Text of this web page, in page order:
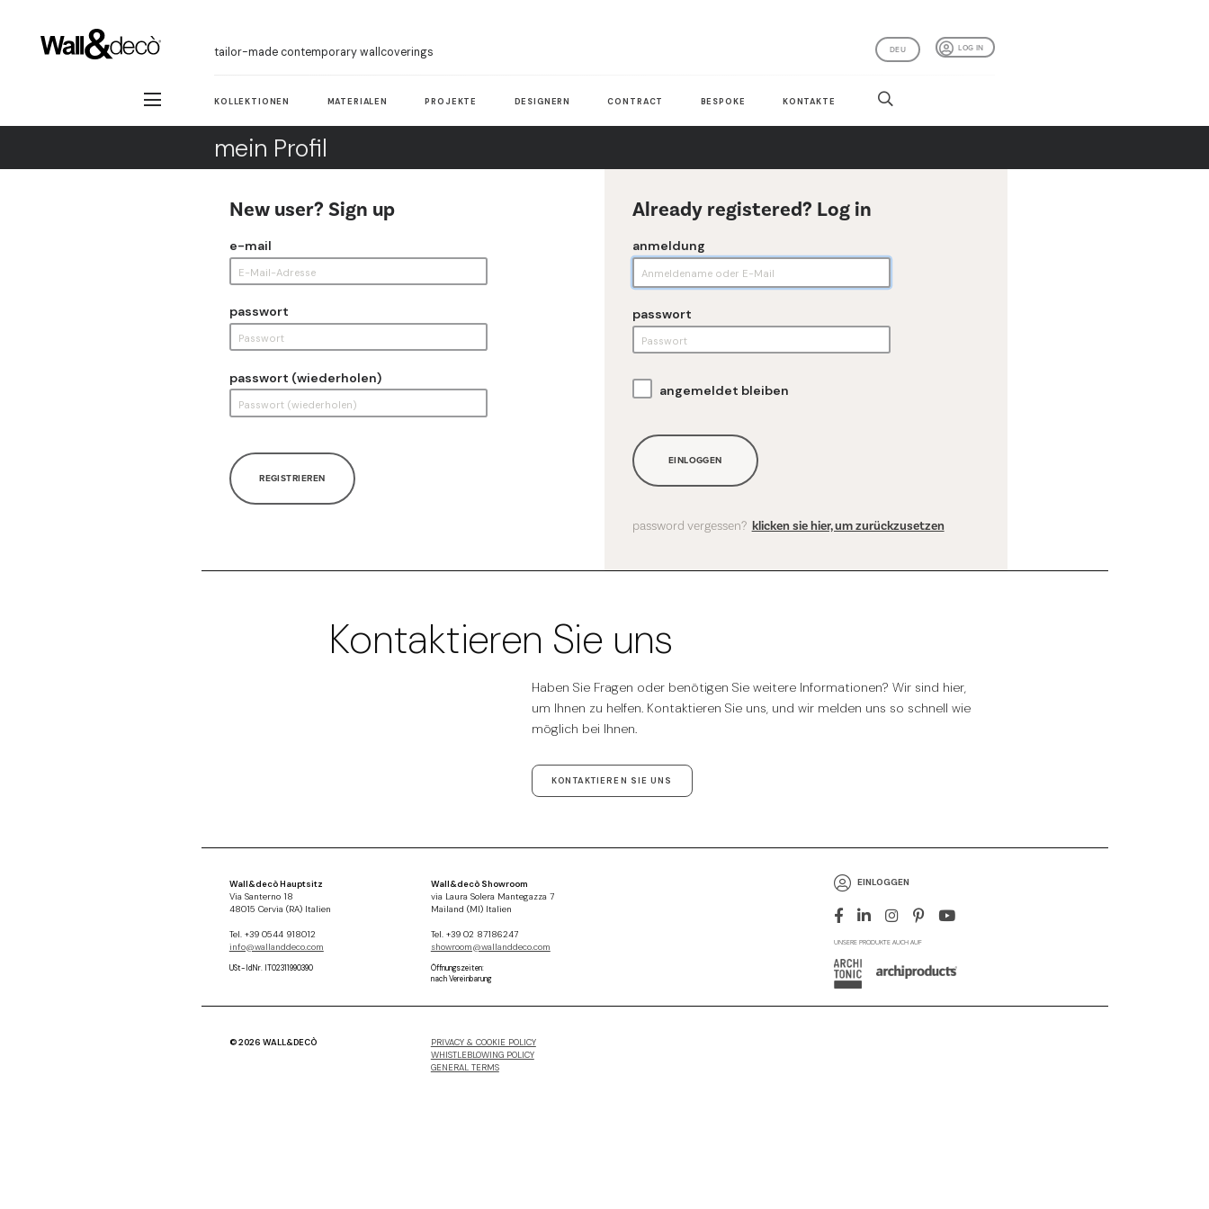
tailor-made contemporary wallcoverings LOG IN
DEU
KOLLEKTIONEN MATERIALEN PROJEKTE DESIGNERN CONTRACT BESPOKE KONTAKTE
mein Profil
New user? Sign up
e-mail
passwort
passwort (wiederholen)
REGISTRIEREN
Already registered? Log in
anmeldung
passwort
angemeldet bleiben
EINLOGGEN
password vergessen? klicken sie hier, um zurückzusetzen
Kontaktieren Sie uns
Haben Sie Fragen oder benötigen Sie weitere Informationen? Wir sind hier,
um Ihnen zu helfen. Kontaktieren Sie uns, und wir melden uns so schnell wie
möglich bei Ihnen.
KONTAKTIEREN SIE UNS
Wall&decò Hauptsitz
Via Santerno 18
48015 Cervia (RA) Italien
Tel. +39 0544 918012
info@wallanddeco.com
USt-IdNr. IT02311990390
Wall&decò Showroom
via Laura Solera Mantegazza 7
Mailand (MI) Italien
Tel. +39 02 87186247
showroom@wallanddeco.com
Öffnungszeiten:
nach Vereinbarung
EINLOGGEN
UNSERE PRODUKTE AUCH AUF
© 2026 WALL&DECÒ
PRIVACY & COOKIE POLICY
WHISTLEBLOWING POLICY
GENERAL TERMS